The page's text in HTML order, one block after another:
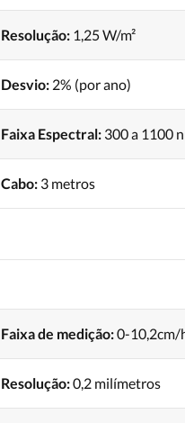
Resolução: 1,25 W/m²
Desvio: 2% (por ano)
Faixa Espectral: 300 a 1100
Cabo: 3 metros
Faixa de medição:0-10,2cm/
Resolução:0,2 milímetros